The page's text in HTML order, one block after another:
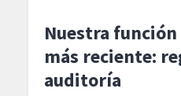
Nuestra
más reciente:
auditoría